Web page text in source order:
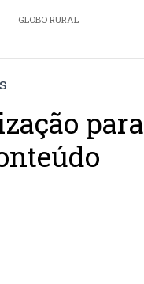
GLOBO RURAL
para